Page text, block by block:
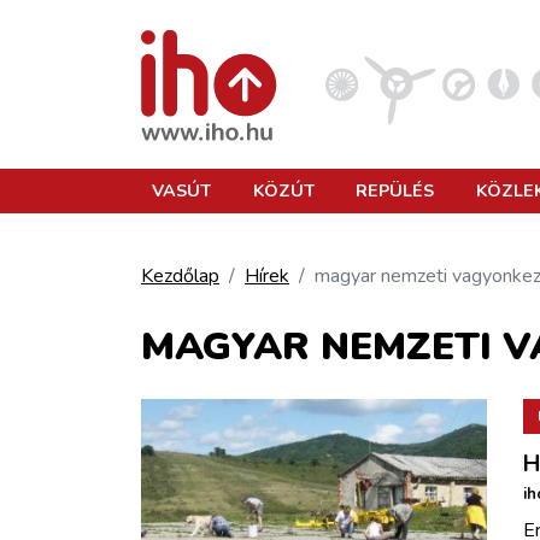
REPÜLÉS
KÖZLEKEDÉSFEJLESZTÉS
ELLÁTÁSI LÁNC
VASÚT KÖZÚT REPÜLÉS
Kezdőlap Hírek magyar nemzeti
MAGYAR NEMZETI